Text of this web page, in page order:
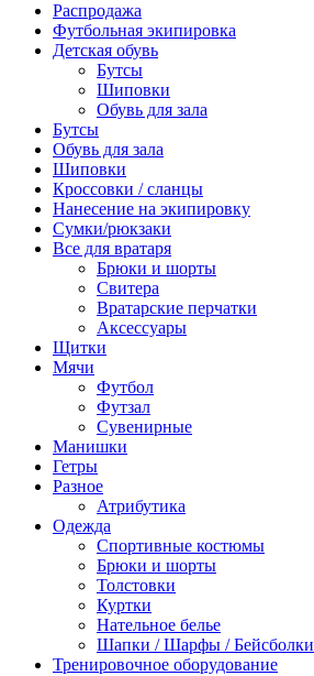
Распродажа
Футбольная экипировка
Детская обувь
Бутсы
Шиповки
Обувь для зала
Бутсы
Обувь для зала
Шиповки
Кроссовки / сланцы
Нанесение на экипировку
Сумки/рюкзаки
Все для вратаря
Брюки и шорты
Cвитера
Вратарские перчатки
Аксессуары
Щитки
Мячи
Футбол
Футзал
Сувенирные
Манишки
Гетры
Разное
Атрибутика
Одежда
Спортивные костюмы
Брюки и шорты
Толстовки
Куртки
Нательное белье
Шапки / Шарфы / Бейсболки
Тренировочное оборудование